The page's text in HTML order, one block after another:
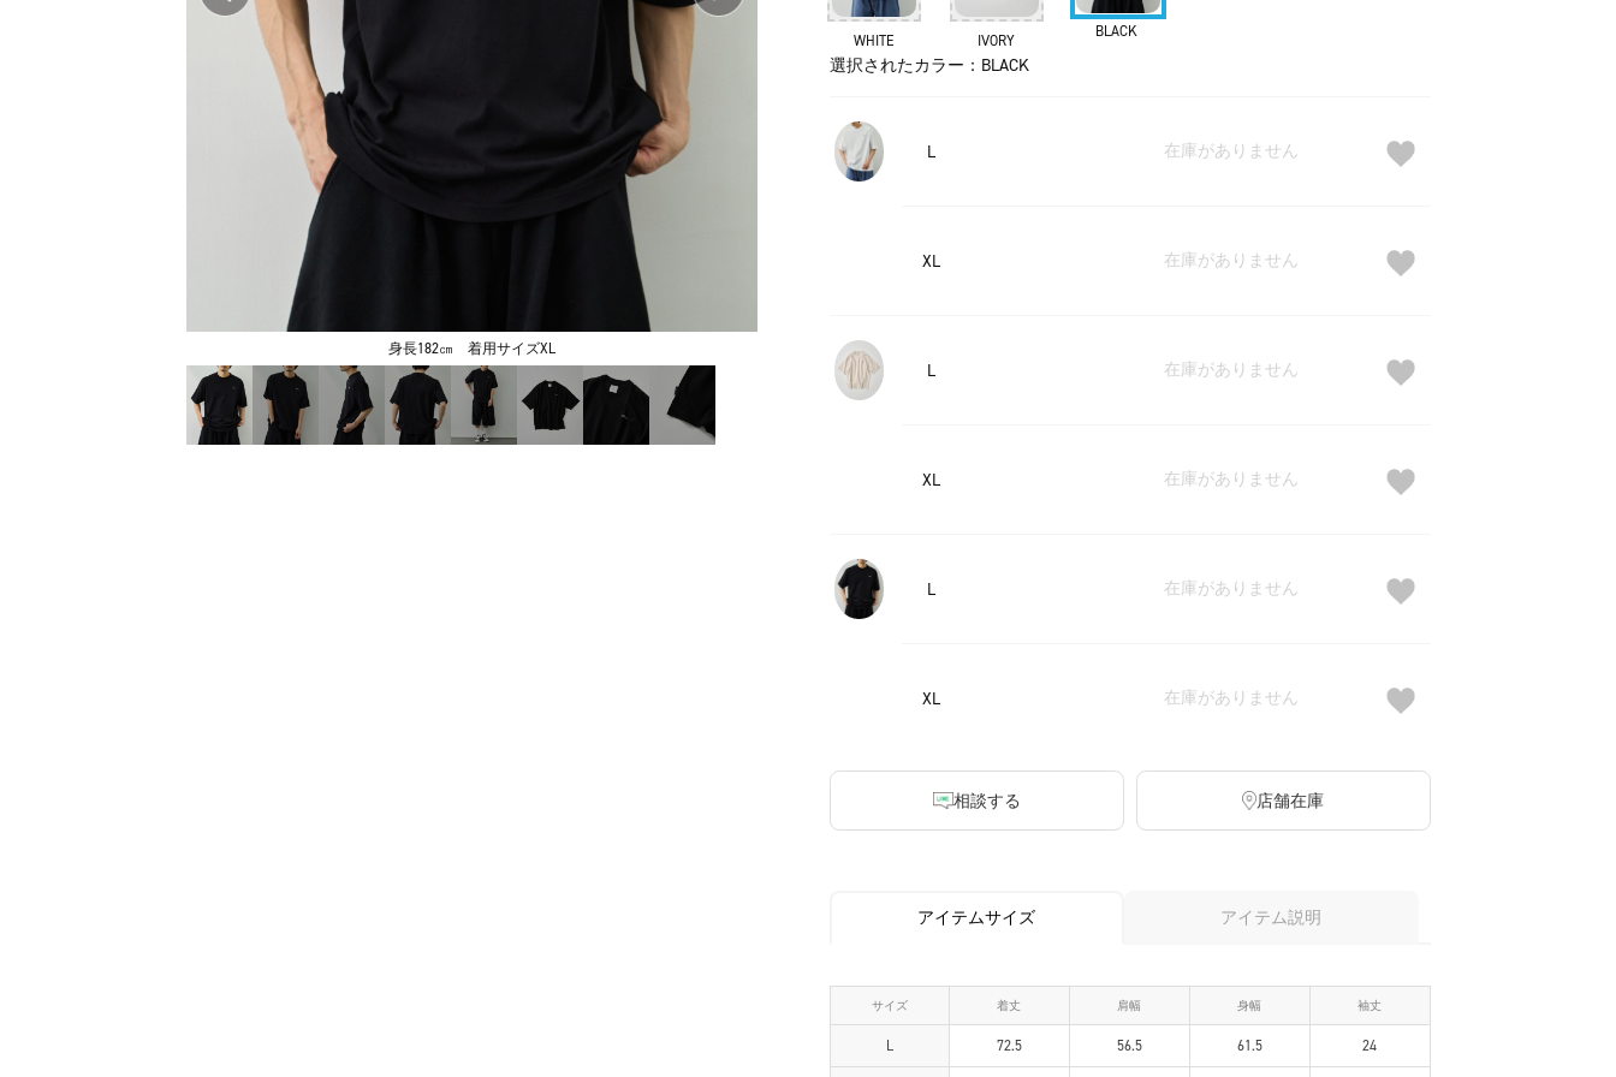
身長182㎝ 着用サイズXL
WHITE IVORY BLACK
選択されたカラー：BLACK
L 在庫がありません
XL 在庫がありません
L 在庫がありません
XL 在庫がありません
L 在庫がありません
XL 在庫がありません
相談する 店舗在庫
アイテムサイズ アイテム説明
サイズ 着丈 肩幅 身幅 袖丈
L 72.5 56.5 61.5 24